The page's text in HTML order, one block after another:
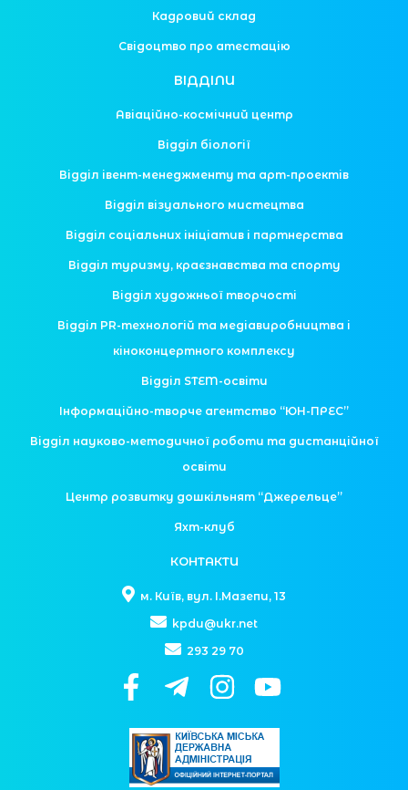
Кадровий склад
Свідоцтво про атестацію
ВІДДІЛИ
Авіаційно-космічний центр
Відділ біології
Відділ івент-менеджменту та арт-проектів
Відділ візуального мистецтва
Відділ соціальних ініціатив і партнерства
Відділ туризму, краєзнавства та спорту
Відділ художньої творчості
Відділ PR-технологій та медіавиробництва і
кіноконцертного комплексу
Відділ STEM-освіти
Інформаційно-творче агентство “ЮН-ПРЕС”
Відділ науково-методичної роботи та дистанційної
освіти
Центр розвитку дошкільнят “Джерельце”
Яхт-клуб
КОНТАКТИ
м. Київ, вул. І.Мазепи, 13
kpdu@ukr.net
293 29 70